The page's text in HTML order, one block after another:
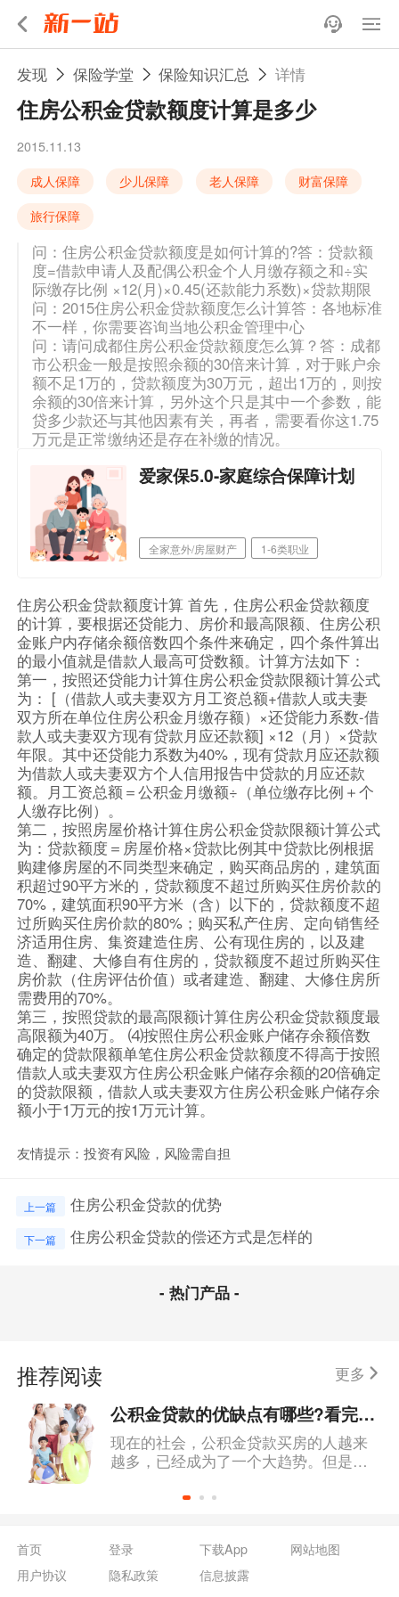
发现 保险学堂 保险知识汇总 详情
住房公积金贷款额度计算是多少
2015.11.13
成人保障
少儿保障 老人保障
财富保障
旅行保障
问：住房公积金贷款额度是如何计算的?答：贷款额
度=借款申请人及配偶公积金个人月缴存额之和÷实
际缴存比例 ×12(月)×0.45(还款能力系数)×贷款期限
问：2015住房公积金贷款额度怎么计算答：各地标准
不一样，你需要咨询当地公积金管理中心
问：请问成都住房公积金贷款额度怎么算？答：成都
市公积金一般是按照余额的30倍来计算，对于账户余
额不足1万的，贷款额度为30万元，超出1万的，则按
余额的30倍来计算，另外这个只是其中一个参数，能
贷多少款还与其他因素有关，再者，需要看你这1.75
万元是正常缴纳还是存在补缴的情况。
爱家保5.0-家庭综合保障计划
全家意外/房屋财产
1-6类职业
住房公积金贷款额度计算 首先，住房公积金贷款额度
的计算，要根据还贷能力、房价和最高限额、住房公积
金账户内存储余额倍数四个条件来确定，四个条件算出
的最小值就是借款人最高可贷数额。计算方法如下：
第一，按照还贷能力计算住房公积金贷款限额计算公式
为： [（借款人或夫妻双方月工资总额+借款人或夫妻
双方所在单位住房公积金月缴存额）×还贷能力系数-借
款人或夫妻双方现有贷款月应还款额] ×12（月）×贷款
年限。其中还贷能力系数为40%，现有贷款月应还款额
为借款人或夫妻双方个人信用报告中贷款的月应还款
额。月工资总额＝公积金月缴额÷（单位缴存比例＋个
人缴存比例）。
第二，按照房屋价格计算住房公积金贷款限额计算公式
为：贷款额度＝房屋价格×贷款比例其中贷款比例根据
购建修房屋的不同类型来确定，购买商品房的，建筑面
积超过90平方米的，贷款额度不超过所购买住房价款的
70%，建筑面积90平方米（含）以下的，贷款额度不超
过所购买住房价款的80%；购买私产住房、定向销售经
济适用住房、集资建造住房、公有现住房的，以及建
造、翻建、大修自有住房的，贷款额度不超过所购买住
房价款（住房评估价值）或者建造、翻建、大修住房所
需费用的70%。
第三，按照贷款的最高限额计算住房公积金贷款额度最
高限额为40万。 ⑷按照住房公积金账户储存余额倍数
确定的贷款限额单笔住房公积金贷款额度不得高于按照
借款人或夫妻双方住房公积金账户储存余额的20倍确定
的贷款限额，借款人或夫妻双方住房公积金账户储存余
额小于1万元的按1万元计算。
友情提示：投资有风险，风险需自担
上一篇 住房公积金贷款的优势
下一篇 住房公积金贷款的偿还方式是怎样的
- 热门产品 -
推荐阅读 更多
公积金贷款的优缺点有哪些?看完之后对公积金会有更深入的了解
现在的社会，公积金贷款买房的人越来
越多，已经成为了一个大趋势。但是公
用之前一定要了解清楚它们分别有什
首页 登录 下载App
网站地图
用户协议
隐私政策 信息披露